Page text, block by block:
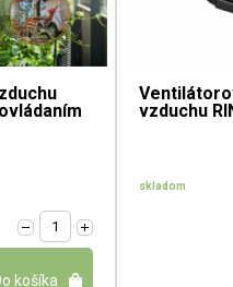
vzduchu
skladom